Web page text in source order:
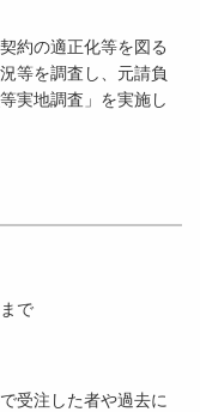
約の適正化等を図る
等を調査し、元請負
実地調査」を実施し
で
受注した者や過去に